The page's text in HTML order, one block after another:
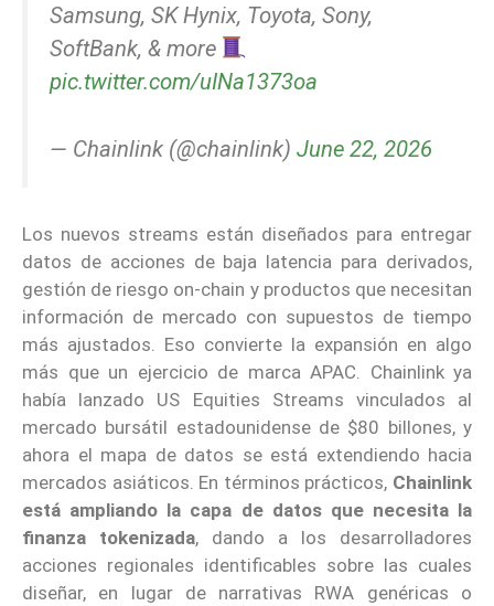
Samsung, SK Hynix, Toyota, Sony,
SoftBank, & more
pic.twitter.com/uINa1373oa
— Chainlink (@chainlink) June 22, 2026
Los nuevos streams están diseñados para entregar
datos de acciones de baja latencia para derivados,
gestión de riesgo on-chain y productos que necesitan
información de mercado con supuestos de tiempo
más ajustados. Eso convierte la expansión en algo
más que un ejercicio de marca APAC. Chainlink ya
había lanzado US Equities Streams vinculados al
mercado bursátil estadounidense de $80 billones, y
ahora el mapa de datos se está extendiendo hacia
mercados asiáticos. En términos prácticos, Chainlink
está ampliando la capa de datos que necesita la
finanza tokenizada, dando a los desarrolladores
acciones regionales identificables sobre las cuales
diseñar, en lugar de narrativas RWA genéricas o